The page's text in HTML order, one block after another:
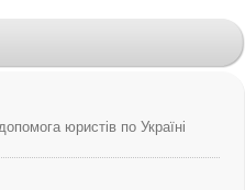
юристів по Україні